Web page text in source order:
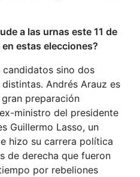
a las urnas este 11 de
estas elecciones?
sino dos
Andrés Arauz es
preparación
ministro del presidente
Guillermo Lasso, un
hizo su carrera política
de derecha que fueron
por rebeliones